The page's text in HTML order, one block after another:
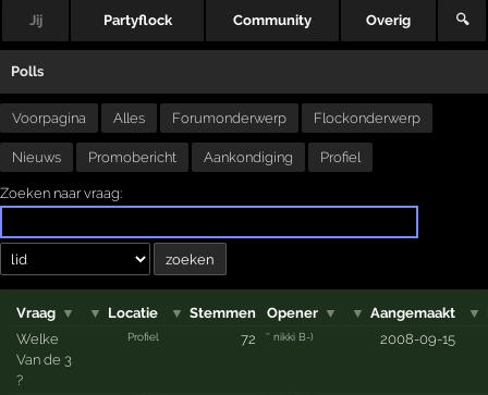
Jij Partyflock Community Overig 🔍
Polls
Voorpagina Alles Forumonderwerp Flockonderwerp
Nieuws Promobericht Aankondiging Profiel
Zoeken naar vraag:
Vraag ▼ ▼ Locatie ▼ Stemmen Opener ▼ ▼ Aangemaakt ▼
Welke
Van de 3
?
Profiel 72 '' nikki B-) 2008-09-15